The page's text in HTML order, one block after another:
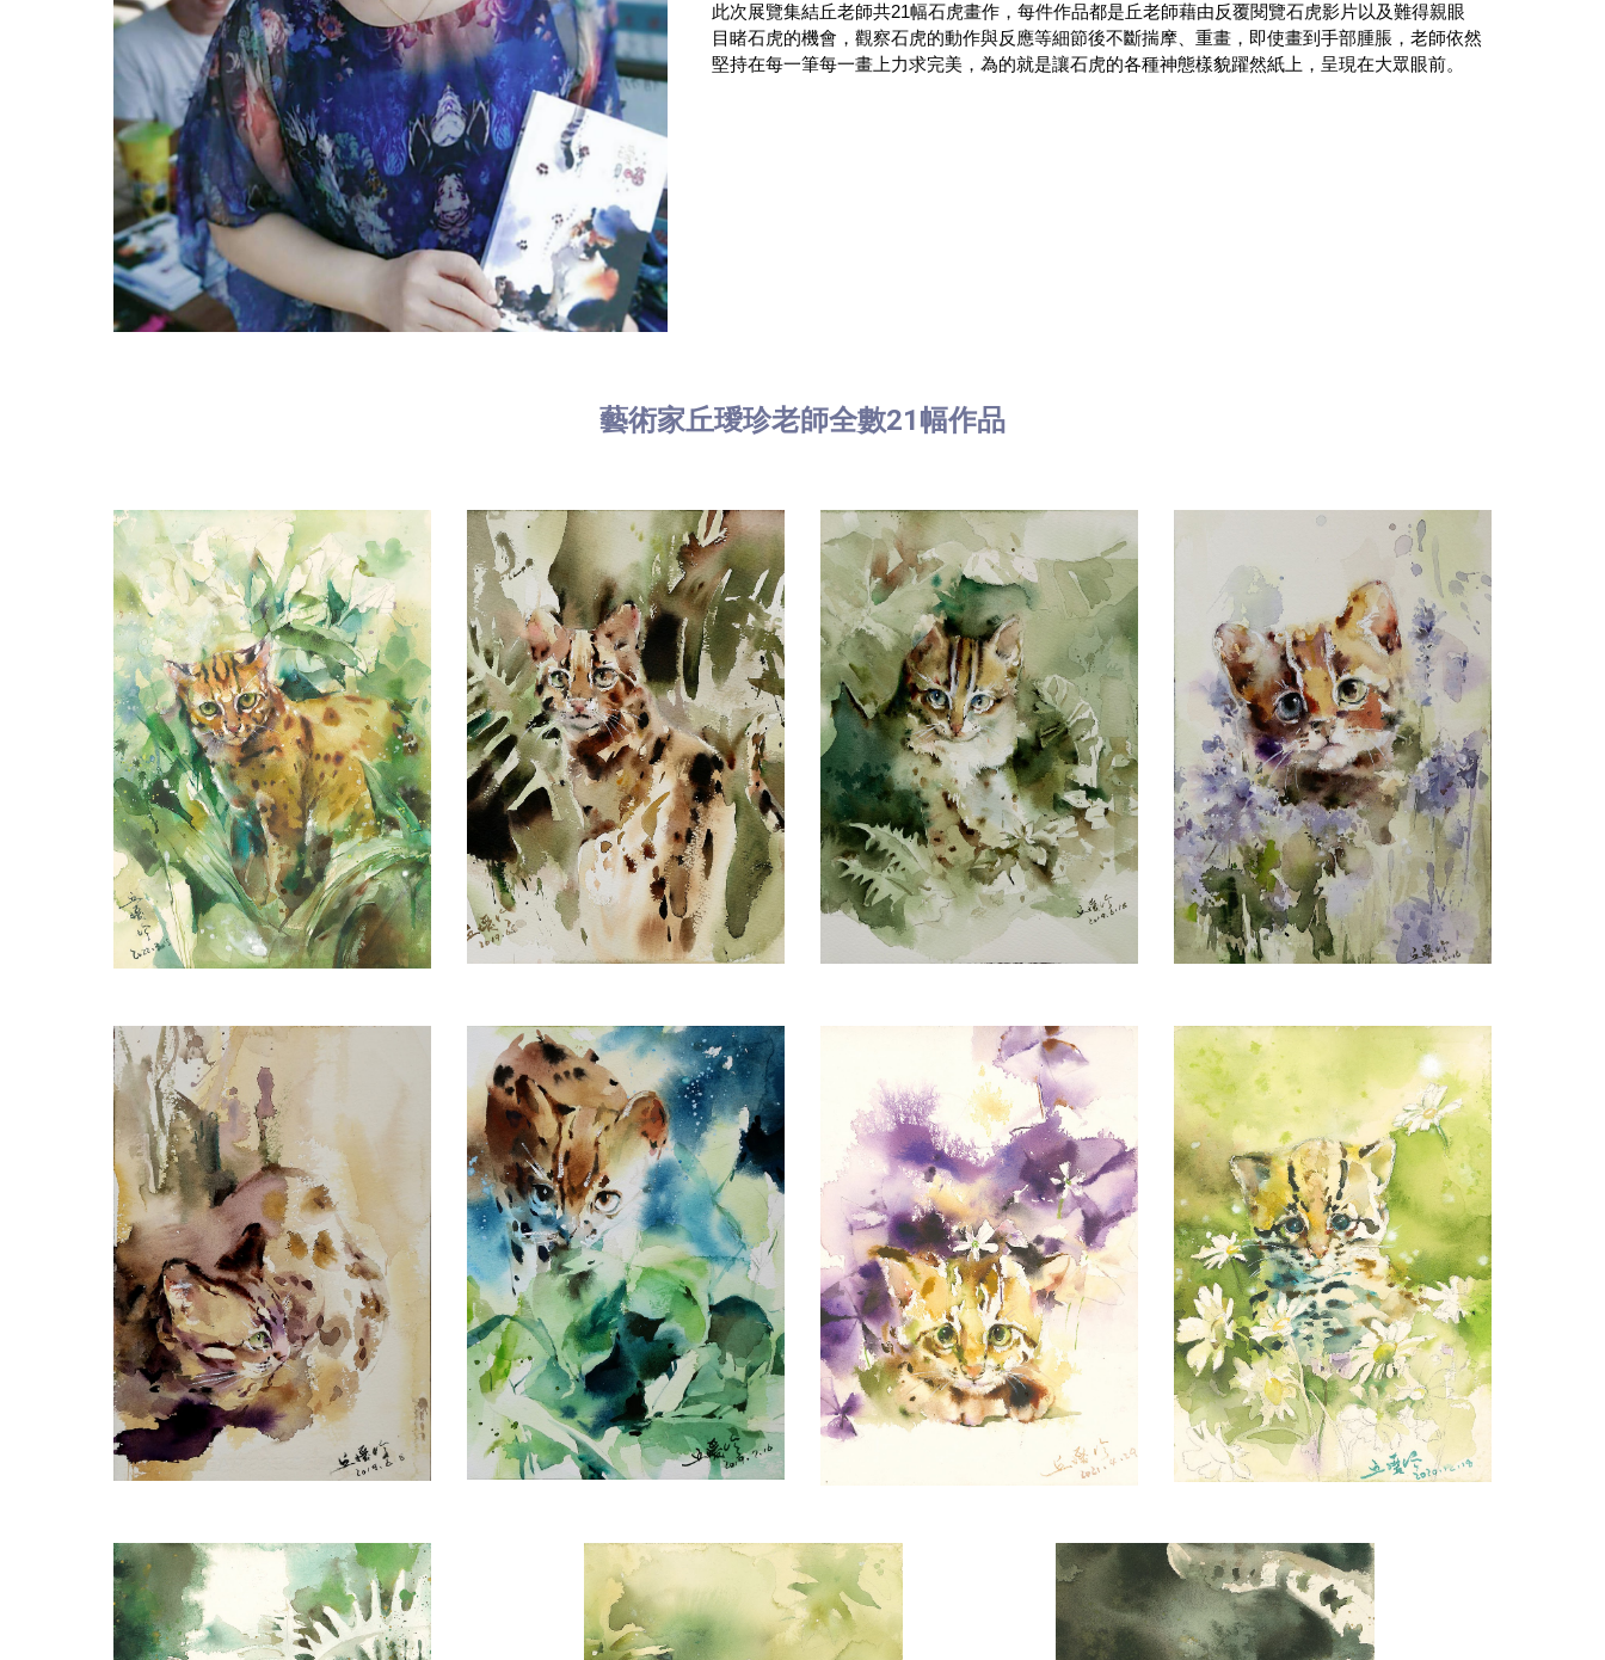
此次展覽集結丘老師共21幅石虎畫作，每件作品都是丘老師藉由反覆閱覽石虎影片以及難得親眼
目睹石虎的機會，觀察石虎的動作與反應等細節後不斷揣摩、重畫，即使畫到手部腫脹，老師依然
堅持在每一筆每一畫上力求完美，為的就是讓石虎的各種神態樣貌躍然紙上，呈現在大眾眼前。
藝術家丘璦珍老師全數21幅作品